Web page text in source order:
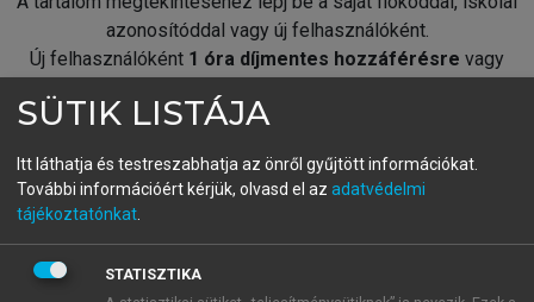
azonosítóddal vagy új felhasználóként.
Új felhasználóként 1 óra díjmentes hozzáférésre vagy
fiókoddal,vagy hozz létre új fiókot.
A regisztráció után apróbaidőszakautomatikusan
BELÉPÉS SAJÁT FIÓKKAL
SÜTIK LISTÁJA
Itt láthatja és testreszabhatja az önről gyűjtött információkat.
További információért kérjük, olvasd el az adatvédelmi
tájékoztatónkat
STATISZTIKA